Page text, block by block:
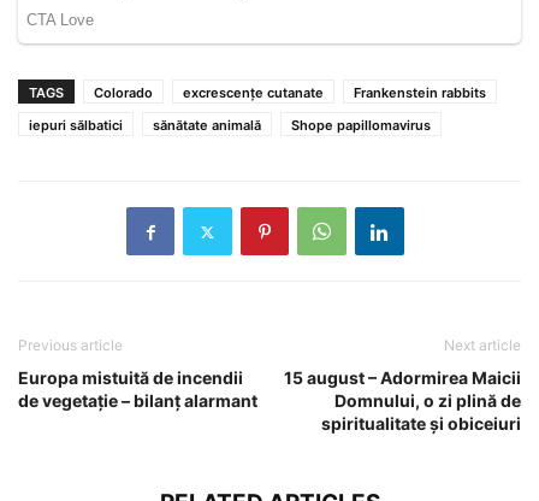
TAGS Colorado excrescențe cutanate
Frankenstein rabbits
iepuri sălbatici
sănătate animală Shope papillomavirus
Previous article
Europa mistuită de incendii
de vegetație – bilanț alarmant
Next article
15 august – Adormirea Maicii
Domnului, o zi plină de
spiritualitate și obiceiuri